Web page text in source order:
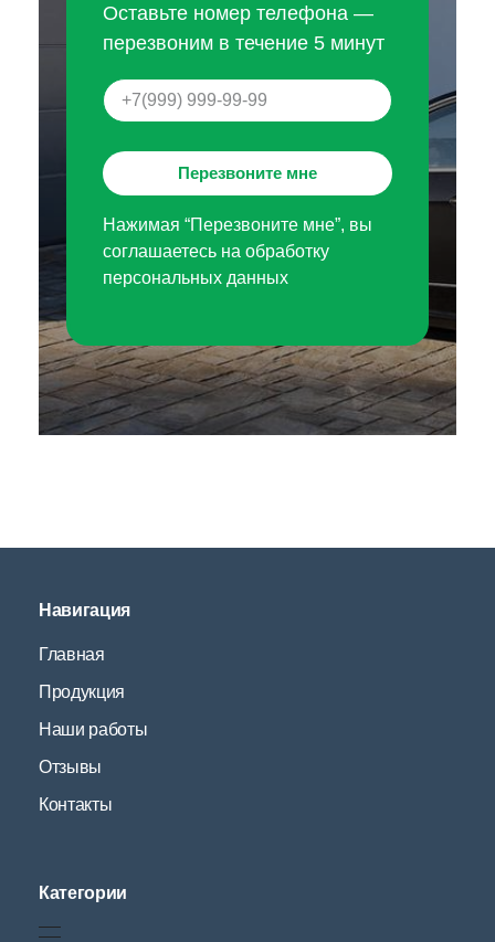
Оставьте номер телефона —
перезвоним в течение 5 минут
Перезвоните мне
Нажимая “Перезвоните мне”, вы
соглашаетесь на обработку
персональных данных
Навигация
Главная
Продукция
Наши работы
Отзывы
Контакты
Категории